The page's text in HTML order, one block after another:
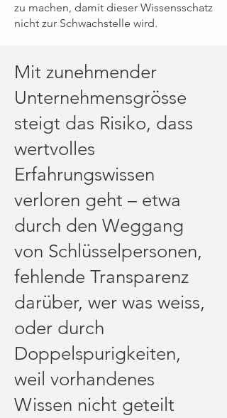
zu machen, damit dieser Wissensschatz
nicht zur Schwachstelle wird.
Mit zunehmender
Unternehmensgrösse
steigt das Risiko, dass
wertvolles
Erfahrungswissen
verloren geht – etwa
durch den Weggang
von Schlüsselpersonen,
fehlende Transparenz
darüber, wer was weiss,
oder durch
Doppelspurigkeiten,
weil vorhandenes
Wissen nicht geteilt